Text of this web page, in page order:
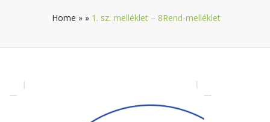
Home » » 1. sz. melléklet – 8Rend-melléklet